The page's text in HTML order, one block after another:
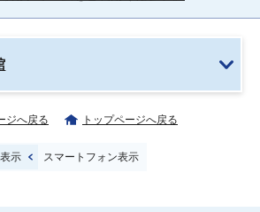
ジへ戻る トップページへ戻る
示 スマートフォン表示